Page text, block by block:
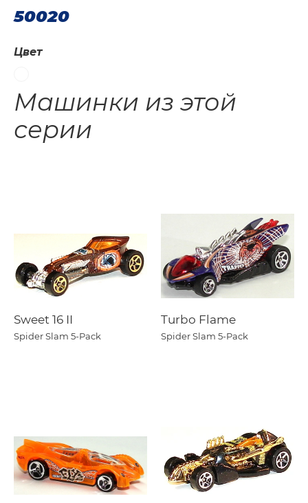
50020
Цвет
Машинки из этой
серии
Sweet 16 II
Spider Slam 5-Pack
Turbo Flame
Spider Slam 5-Pack